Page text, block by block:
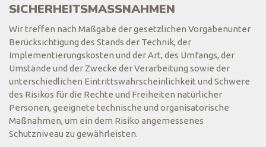
SICHERHEITSMASSNAHMEN
Wir treffen nach Maßgabe der gesetzlichen Vorgabenunter
Berücksichtigung des Stands der Technik, der
Implementierungskosten und der Art, des Umfangs, der
Umstände und der Zwecke der Verarbeitung sowie der
unterschiedlichen Eintrittswahrscheinlichkeit und Schwere
des Risikos für die Rechte und Freiheiten natürlicher
Personen, geeignete technische und organisatorische
Maßnahmen, um ein dem Risiko angemessenes
Schutzniveau zu gewährleisten.